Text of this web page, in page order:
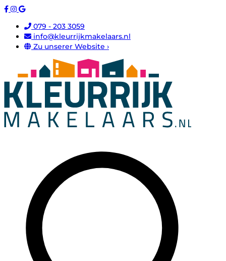
079 - 203 3059
info@kleurrijkmakelaars.nl
Zu unserer Website ›